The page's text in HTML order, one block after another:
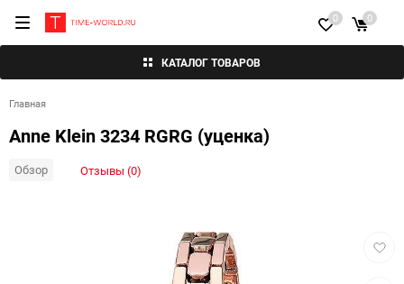
КАТАЛОГ ТОВАРОВ
0 0
Главная
Anne Klein 3234 RGRG (уценка)
Обзор Отзывы (0)